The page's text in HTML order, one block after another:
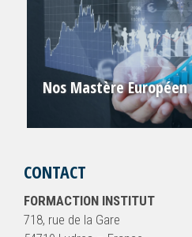
Nos Mastère Européen
CONTACT
FORMACTION INSTITUT
718, rue de la Gare